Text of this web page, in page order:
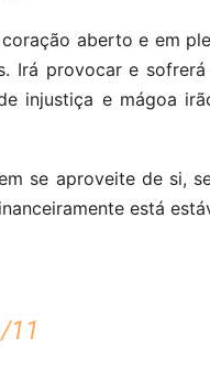
aberto e em
Irá provocar e
injustiça e mágoa
se aproveite de si,
está
11